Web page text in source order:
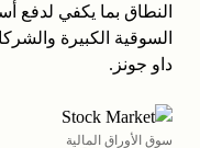
النطاق بما يكفي لدفع
السوقية الكبيرة
داو جونز.
سوق الأوراق المالية